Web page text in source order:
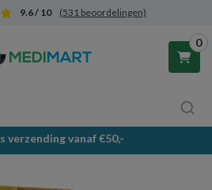
9.6 / 10 (531 beoordelingen)
0
verzending vanaf €50,-